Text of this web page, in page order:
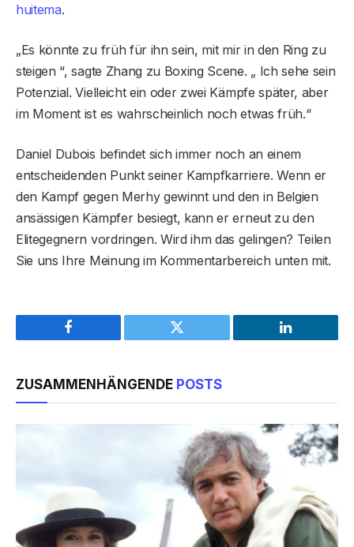
huitema.
„Es könnte zu früh für ihn sein, mit mir in den Ring zu
steigen “, sagte Zhang zu Boxing Scene. „ Ich sehe sein
Potenzial. Vielleicht ein oder zwei Kämpfe später, aber
im Moment ist es wahrscheinlich noch etwas früh.“
Daniel Dubois befindet sich immer noch an einem
entscheidenden Punkt seiner Kampfkarriere. Wenn er
den Kampf gegen Merhy gewinnt und den in Belgien
ansässigen Kämpfer besiegt, kann er erneut zu den
Elitegegnern vordringen. Wird ihm das gelingen? Teilen
Sie uns Ihre Meinung im Kommentarbereich unten mit.
Facebook Twitter LinkedIn
ZUSAMMENHÄNGENDE POSTS